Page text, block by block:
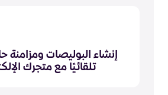
إنشاء البوليصات ومزامنة
تلقائيًا مع متجرك